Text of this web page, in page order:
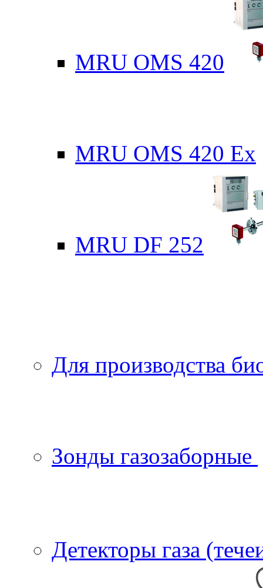
MRU OMS 420
MRU OMS 420 Ex
MRU DF 252
Для производства
Зонды газозаборные
Детекторы газа